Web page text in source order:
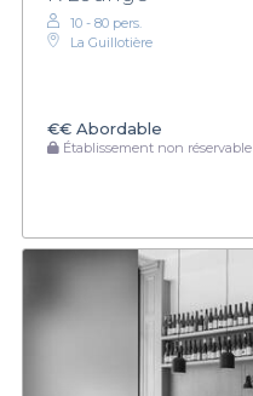
10 - 80 pers.
La Guillotière
€€ Abordable
Établissement non réservable